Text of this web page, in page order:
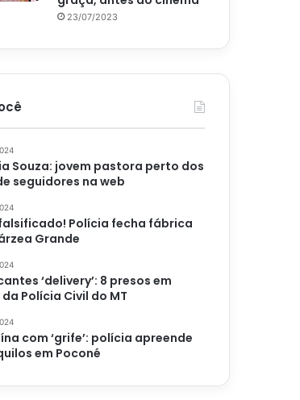
23/07/2023
Souza: jovem pastora perto dos
seguidores na web
Polícia fecha fábrica
Grande
‘delivery’: 8 presos em
Polícia Civil do MT
com ‘grife’: polícia apreende
em Poconé